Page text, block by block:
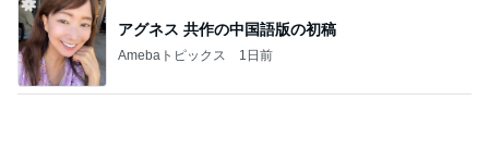
アグネス 共作の中国語版の初稿
Amebaトピックス 1日前